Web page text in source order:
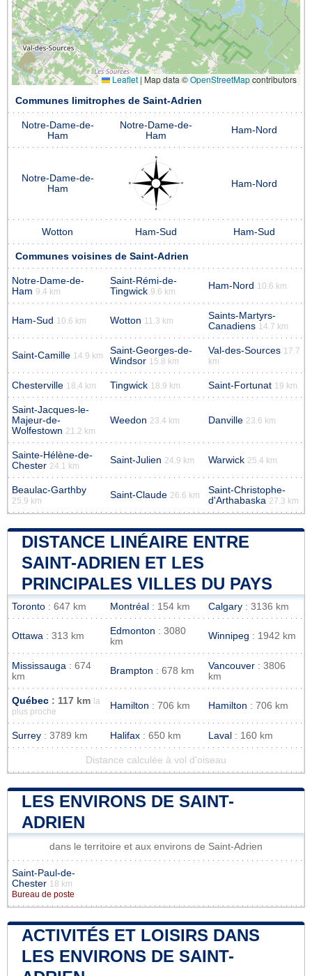
Leaflet | Map data ©OpenStreetMapcontributors
Communes limitrophes de Saint-Adrien
Notre-Dame-de-
Ham
Notre-Dame-de-
Ham
Ham-Nord
Notre-Dame-de-
Ham
Ham-Nord
Wotton Ham-Sud Ham-Sud
Communes voisines de Saint-Adrien
Notre-Dame-de-
Ham 9.4 km
Saint-Rémi-de-
Tingwick 9.6 km
Ham-Nord 10.6 km
Ham-Sud 10.6 km Wotton 11.3 km
Saints-Martyrs-
Canadiens 14.7 km
Saint-Camille 14.9 km
Saint-Georges-de-
Windsor 15.8 km
Val-des-Sources 17.7
km
Chesterville 18.4 km Tingwick 18.9 km Saint-Fortunat 19 km
Saint-Jacques-le-
Majeur-de-
Wolfestown 21.2 km
Weedon 23.4 km Danville 23.6 km
Sainte-Hélène-de-
Chester 24.1 km
Saint-Julien 24.9 km Warwick 25.4 km
Beaulac-Garthby
25.9 km
Saint-Claude 26.6 km
Saint-Christophe-
d'Arthabaska 27.3 km
DISTANCE LINÉAIRE ENTRE
SAINT-ADRIEN ET LES
PRINCIPALES VILLES DU PAYS
Toronto : 647 km Montréal : 154 km Calgary : 3136 km
Ottawa : 313 km Edmonton : 3080
km
Winnipeg : 1942 km
Mississauga : 674
km
Brampton : 678 km Vancouver : 3806
km
Québec : 117 km
la
plus proche
Hamilton : 706 km Hamilton : 706 km
Surrey : 3789 km Halifax : 650 km Laval : 160 km
Distance calculée à vol d'oiseau
LES ENVIRONS DE SAINT-
ADRIEN
dans le territoire et aux environs de Saint-Adrien
Saint-Paul-de-
Chester 18 km
Bureau de poste
ACTIVITÉS ET LOISIRS DANS
LES ENVIRONS DE SAINT-